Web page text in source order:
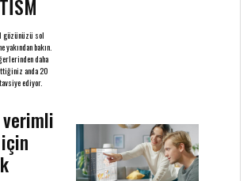
gözünüzü sol
bakın.
daha
anda 20
ediyor.
verimli